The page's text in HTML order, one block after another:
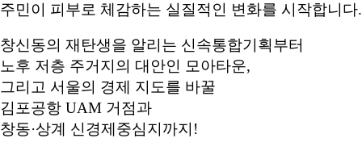
주민이 피부로 체감하는 실질적인 변화를 시작합니다.
창신동의 재탄생을 알리는 신속통합기획부터
노후 저층 주거지의 대안인 모아타운,
그리고 서울의 경제 지도를 바꿀
김포공항 UAM 거점과
창동·상계 신경제중심지까지!